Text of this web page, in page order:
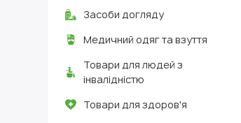
Засоби догляду
Медичний одяг та взуття
Товари для людей з
інвалідністю
Товари для здоров'я